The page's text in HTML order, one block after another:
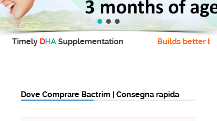
Timely DHA Supplementation Builds better
Dove Comprare Bactrim | Consegna rapida